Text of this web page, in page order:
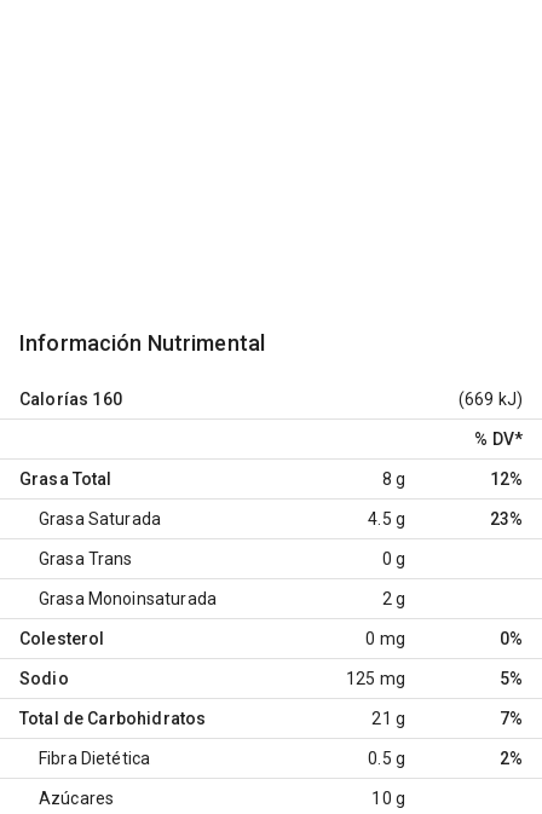
Información Nutrimental
Calorías 160 (669 kJ)
% DV*
Grasa Total 8 g 12%
Grasa Saturada 4.5 g 23%
Grasa Trans 0 g
Grasa Monoinsaturada 2 g
Colesterol 0 mg 0%
Sodio 125 mg 5%
Total de Carbohidratos 21 g 7%
Fibra Dietética 0.5 g 2%
Azúcares 10 g